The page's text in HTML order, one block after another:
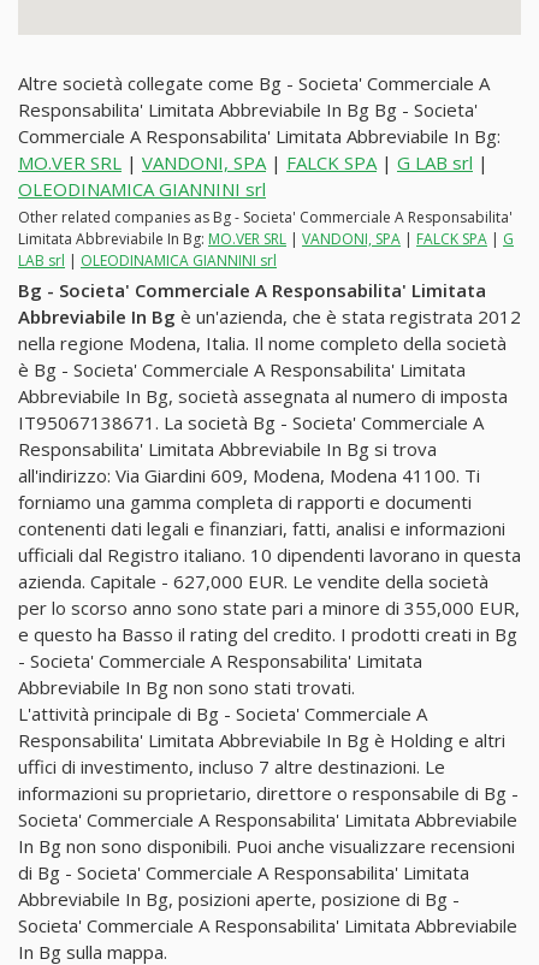
Altre società collegate come Bg - Societa' Commerciale A
Responsabilita' Limitata Abbreviabile In Bg Bg - Societa'
Commerciale A Responsabilita' Limitata Abbreviabile In Bg:
MO.VER SRL | VANDONI, SPA| FALCK SPA| G LAB srl |
OLEODINAMICA GIANNINI srl
Other related companies as Bg - Societa' Commerciale A Responsabilita'
Limitata Abbreviabile In Bg: MO.VER SRL | VANDONI, SPA | FALCK SPA | G
LAB srl | OLEODINAMICA GIANNINI srl
Bg - Societa' Commerciale A Responsabilita' Limitata
Abbreviabile In Bg è un'azienda, che è stata registrata 2012
nella regione Modena, Italia. Il nome completo della società
è Bg - Societa' Commerciale A Responsabilita' Limitata
Abbreviabile In Bg, società assegnata al numero di imposta
IT95067138671. La società Bg - Societa' Commerciale A
Responsabilita' Limitata Abbreviabile In Bg si trova
all'indirizzo: Via Giardini 609, Modena, Modena 41100. Ti
forniamo una gamma completa di rapporti e documenti
contenenti dati legali e finanziari, fatti, analisi e informazioni
ufficiali dal Registro italiano. 10 dipendenti lavorano in questa
azienda. Capitale - 627,000 EUR. Le vendite della società
per lo scorso anno sono state pari a minore di 355,000 EUR,
e questo ha Basso il rating del credito. I prodotti creati in Bg
- Societa' Commerciale A Responsabilita' Limitata
Abbreviabile In Bg non sono stati trovati.
L'attività principale di Bg - Societa' Commerciale A
Responsabilita' Limitata Abbreviabile In Bg è Holding e altri
uffici di investimento, incluso 7 altre destinazioni. Le
informazioni su proprietario, direttore o responsabile di Bg -
Societa' Commerciale A Responsabilita' Limitata Abbreviabile
In Bg non sono disponibili. Puoi anche visualizzare recensioni
di Bg - Societa' Commerciale A Responsabilita' Limitata
Abbreviabile In Bg, posizioni aperte, posizione di Bg -
Societa' Commerciale A Responsabilita' Limitata Abbreviabile
In Bg sulla mappa.